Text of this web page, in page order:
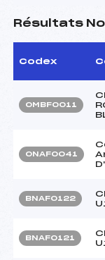
Résultats
Codex
OMBF0011
ONAF0041
BNAF0122
BNAF0121